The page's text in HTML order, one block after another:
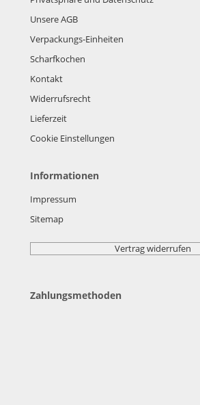
Unsere AGB
Verpackungs-Einheiten
Scharfkochen
Kontakt
Widerrufsrecht
Lieferzeit
Cookie Einstellungen
Informationen
Impressum
Sitemap
Vertrag widerrufen
Zahlungsmethoden